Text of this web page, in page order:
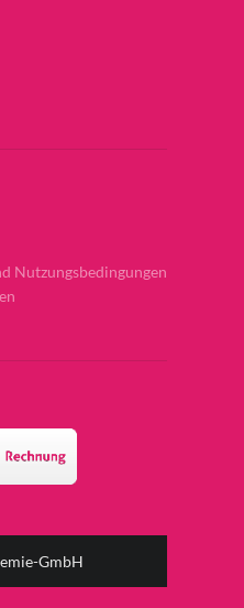
Nutzungsbedingungen
GmbH